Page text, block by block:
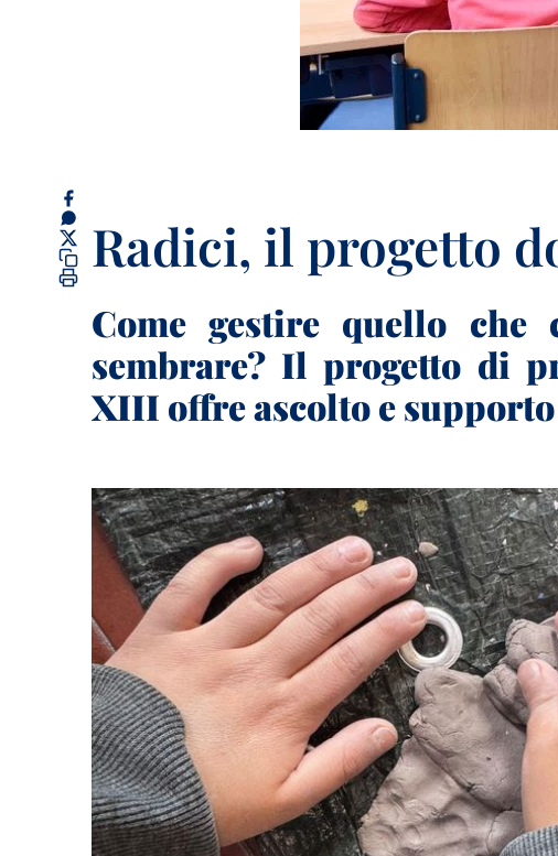
Radici, il progetto
Come gestire quello che
sembrare? Il progetto di
XIII offre ascolto e